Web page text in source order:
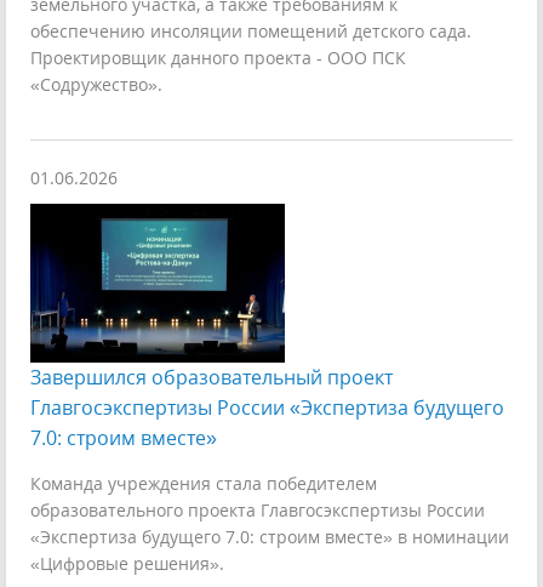
обеспечению инсоляции помещений детского сада.
Проектировщик данного проекта - ООО ПСК
«Содружество».
01.06.2026
Завершился образовательный проект
Главгосэкспертизы России «Экспертиза будущего
7.0: строим вместе»
Команда учреждения стала победителем
образовательного проекта Главгосэкспертизы России
«Экспертиза будущего 7.0: строим вместе» в номинации
«Цифровые решения».